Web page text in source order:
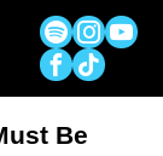
Be